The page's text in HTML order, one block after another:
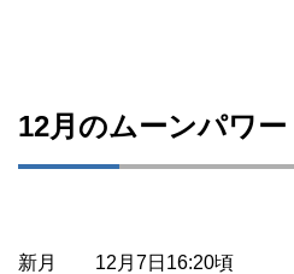
12月のムーンパワー
新月 12月7日16:20頃